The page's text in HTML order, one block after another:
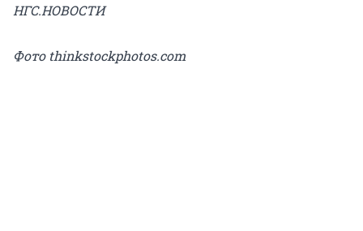
НГС.НОВОСТИ
Фото thinkstockphotos.com